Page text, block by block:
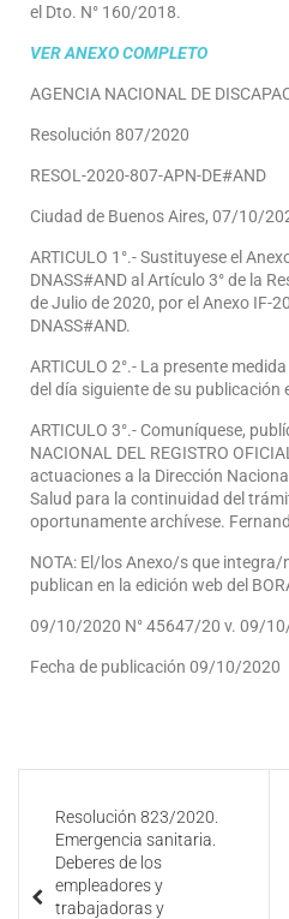
el Dto. N° 160/2018.
VER ANEXO COMPLETO
AGENCIA NACIONAL DE
Resolución 807/2020
RESOL-2020-807-APN-DE#AND
Ciudad de Buenos Aires, 07/10/
ARTICULO 1°.- Sustituyese el
DNASS#AND al Artículo 3° de la
de Julio de 2020, por el Anexo IF-
DNASS#AND.
ARTICULO 2°.- La presente
del día siguiente de su publicación
ARTICULO 3°.- Comuníquese,
NACIONAL DEL REGISTRO
actuaciones a la Dirección
Salud para la continuidad del
oportunamente archívese.
NOTA: El/los Anexo/s que integra/
publican en la edición web del
09/10/2020 N° 45647/20 v. 09/
Fecha de publicación 09/10/2020
Resolución 823/2020.
Emergencia sanitaria.
Deberes de los
empleadores y
trabajadoras y